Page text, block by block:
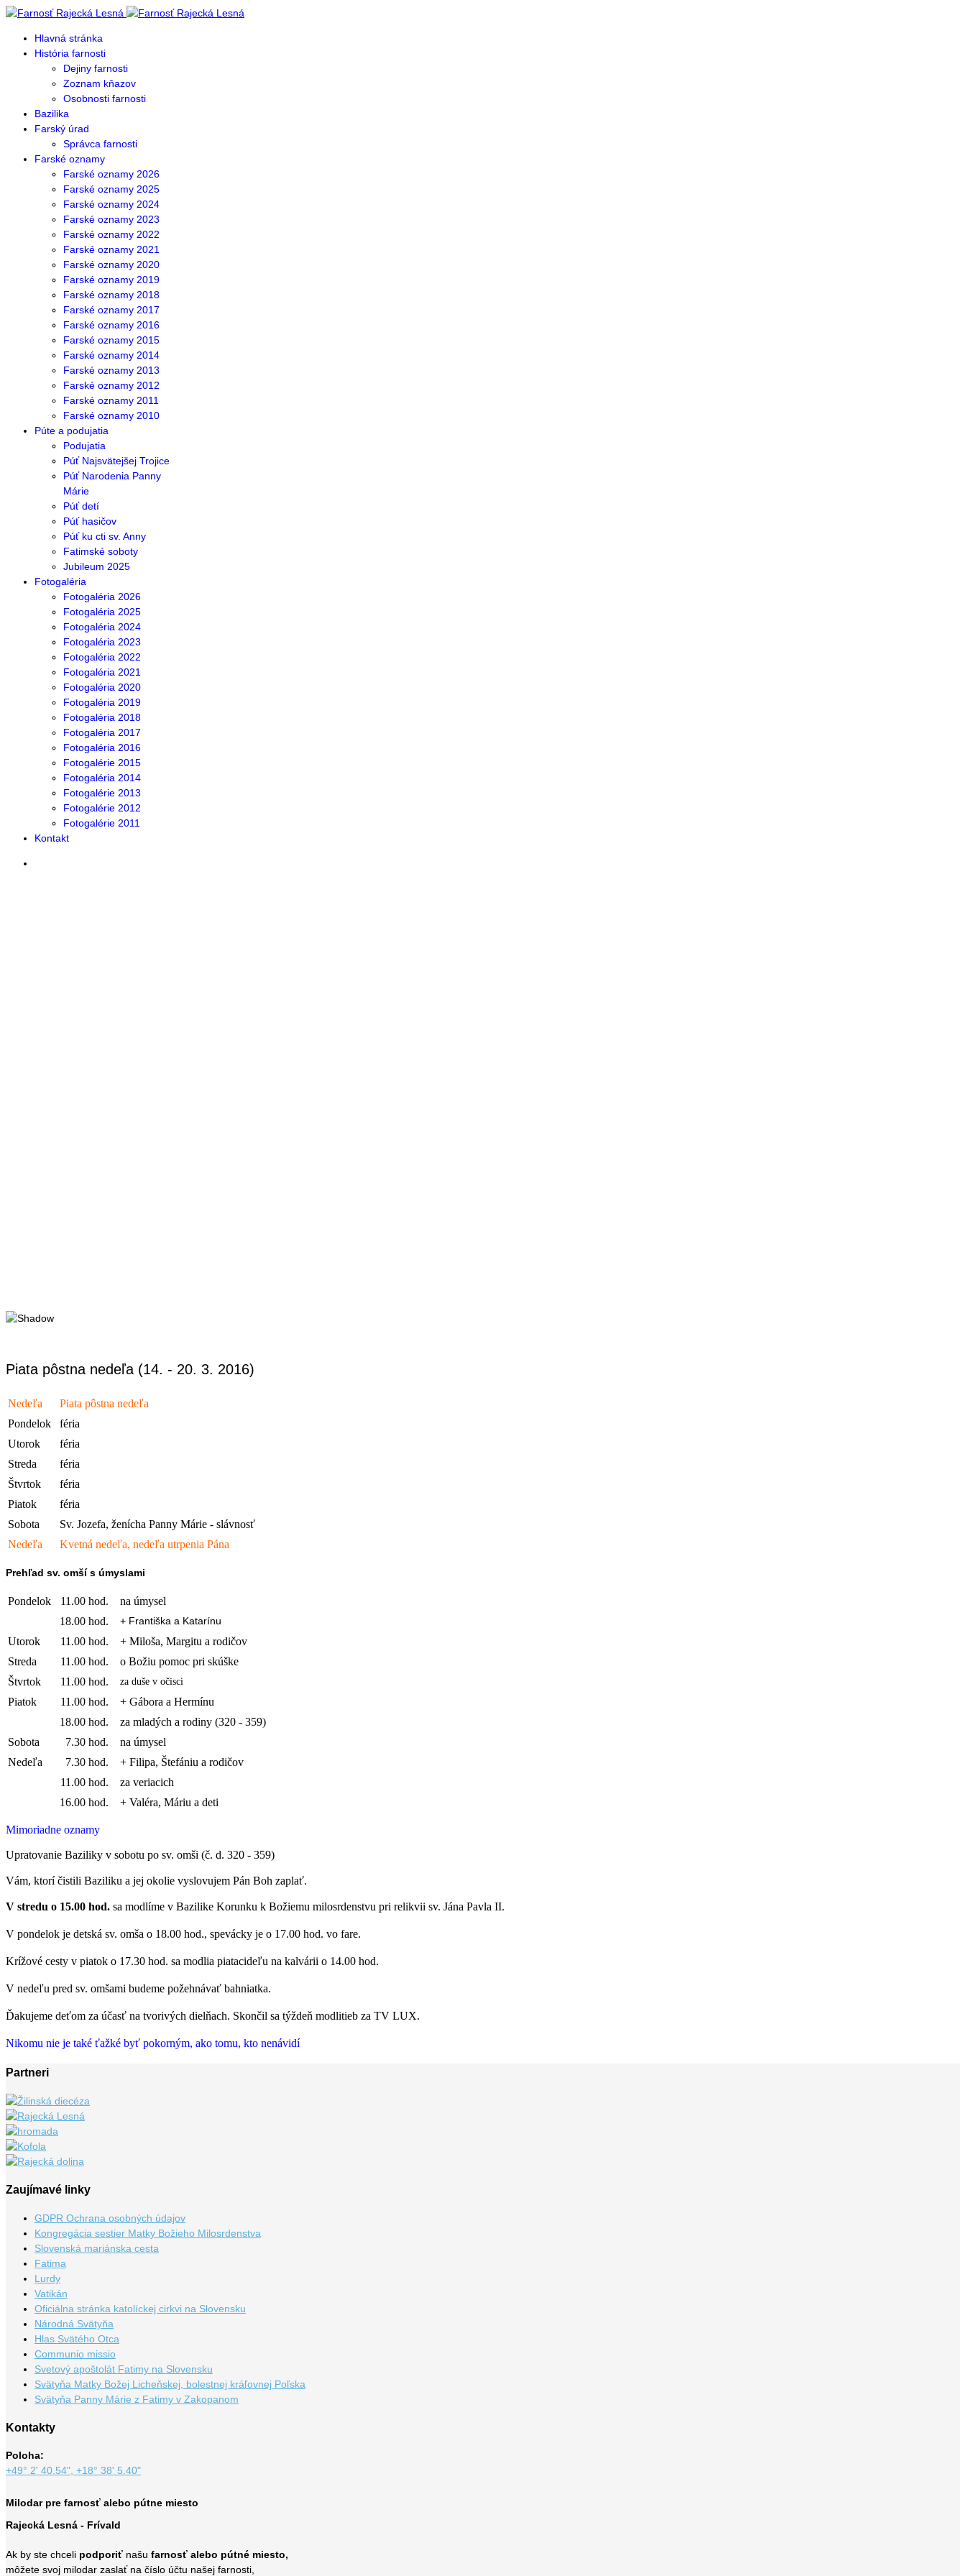
Hlavná stránka
História farnosti
Dejiny farnosti
Zoznam kňazov
Osobnosti farnosti
Bazilika
Farský úrad
Správca farnosti
Farské oznamy
Farské oznamy 2026
Farské oznamy 2025
Farské oznamy 2024
Farské oznamy 2023
Farské oznamy 2022
Farské oznamy 2021
Farské oznamy 2020
Farské oznamy 2019
Farské oznamy 2018
Farské oznamy 2017
Farské oznamy 2016
Farské oznamy 2015
Farské oznamy 2014
Farské oznamy 2013
Farské oznamy 2012
Farské oznamy 2011
Farské oznamy 2010
Púte a podujatia
Podujatia
Púť Najsvätejšej Trojice
Púť Narodenia Panny
Márie
Púť detí
Púť hasičov
Púť ku cti sv. Anny
Fatimské soboty
Jubileum 2025
Fotogaléria
Fotogaléria 2026
Fotogaléria 2025
Fotogaléria 2024
Fotogaléria 2023
Fotogaléria 2022
Fotogaléria 2021
Fotogaléria 2020
Fotogaléria 2019
Fotogaléria 2018
Fotogaléria 2017
Fotogaléria 2016
Fotogalérie 2015
Fotogaléria 2014
Fotogalérie 2013
Fotogalérie 2012
Fotogalérie 2011
Kontakt
Piata pôstna nedeľa (14. - 20. 3. 2016)
Nedeľa
Piata pôstna nedeľa
Pondelok
féria
Utorok
féria
Streda
féria
Štvrtok
féria
Piatok
féria
Sobota
Sv. Jozefa, ženícha Panny Márie - slávnosť
Nedeľa
Kvetná nedeľa, nedeľa utrpenia Pána
Prehľad sv. omší s úmyslami
Pondelok 11.00 hod.
na úmysel
18.00 hod.
+ Františka a Katarínu
Utorok 11.00 hod.
+ Miloša, Margitu a rodičov
Streda
11.00 hod.
o Božiu pomoc pri skúške
Štvrtok
11.00 hod. za duše v očisci
Piatok 11.00 hod.
+ Gábora a Hermínu
18.00 hod.
za mladých a rodiny (320 - 359)
Sobota
7.30 hod.
na úmysel
Nedeľa
7.30 hod.
+ Filipa, Štefániu a rodičov
11.00 hod.
za veriacich
16.00 hod.
+ Valéra, Máriu a deti
Mimoriadne oznamy
Upratovanie Baziliky v sobotu po sv. omši (č. d. 320 - 359)
Vám, ktorí čistili Baziliku a jej okolie vyslovujem Pán Boh zaplať.
V stredu o 15.00 hod. sa modlíme v Bazilike Korunku k Božiemu milosrdenstvu pri relikvii sv. Jána Pavla II.
V pondelok je detská sv. omša o 18.00 hod., spevácky je o 17.00 hod. vo fare.
Krížové cesty v piatok o 17.30 hod. sa modlia piatacideľu na kalvárii o 14.00 hod.
V nedeľu pred sv. omšami budeme požehnávať bahniatka.
Ďakujeme deťom za účasť na tvorivých dielňach. Skončil sa týždeň modlitieb za TV LUX.
Nikomu nie je také ťažké byť pokorným, ako tomu, kto nenávidí
Partneri
Zaujímavé linky
GDPR Ochrana osobných údajov
Kongregácia sestier Matky Božieho Milosrdenstva
Slovenská mariánska cesta
Fatima
Lurdy
Vatikán
Oficiálna stránka katolíckej cirkvi na Slovensku
Národná Svätyňa
Hlas Svätého Otca
Communio missio
Svetový apoštolát Fatimy na Slovensku
Svätyňa Matky Božej Licheňskej, bolestnej kráľovnej Poľska
Svätyňa Panny Márie z Fatimy v Zakopanom
Kontakty
Poloha:
+49° 2' 40.54", +18° 38' 5.40"
Milodar pre farnosť alebo pútne miesto
Rajecká Lesná - Frívald
Ak by ste chceli podporiť našu farnosť alebo pútné miesto,
môžete svoj milodar zaslať na číslo účtu našej farnosti,